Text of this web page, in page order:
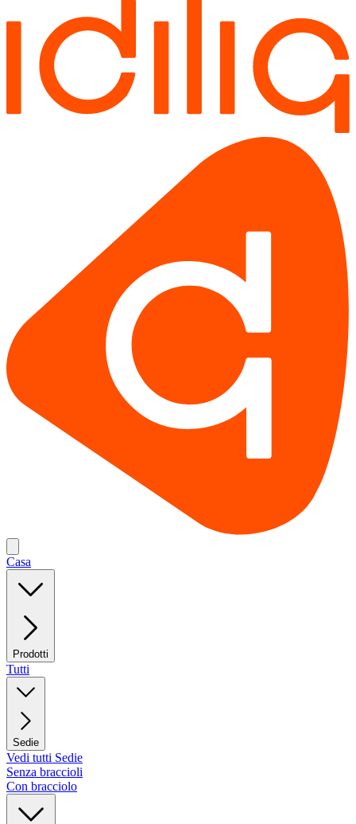
Casa
Prodotti
Tutti
Sedie
Vedi tutti Sedie
Senza braccioli
Con bracciolo